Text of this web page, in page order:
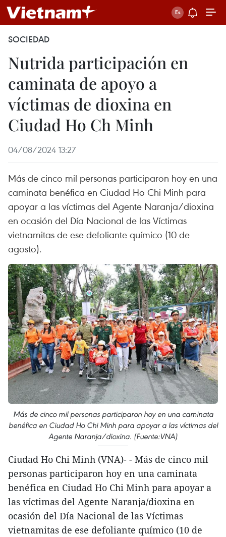
SOCIEDAD
Nutrida participación en
caminata de apoyo a
víctimas de dioxina en
Ciudad Ho Ch Minh
04/08/2024 13:27
Más de cinco mil personas participaron hoy en una
caminata benéfica en Ciudad Ho Chi Minh para
apoyar a las víctimas del Agente Naranja/dioxina
en ocasión del Día Nacional de las Víctimas
vietnamitas de ese defoliante químico (10 de
agosto).
Más de cinco mil personas participaron hoy en una caminata
benéfica en Ciudad Ho Chi Minh para apoyar a las víctimas del
Agente Naranja/dioxina. (Fuente:VNA)
Ciudad Ho Chi Minh (VNA)- - Más de cinco mil
personas participaron hoy en una caminata
benéfica en Ciudad Ho Chi Minh para apoyar a
las víctimas del Agente Naranja/dioxina en
ocasión del Día Nacional de las Víctimas
vietnamitas de ese defoliante químico (10 de